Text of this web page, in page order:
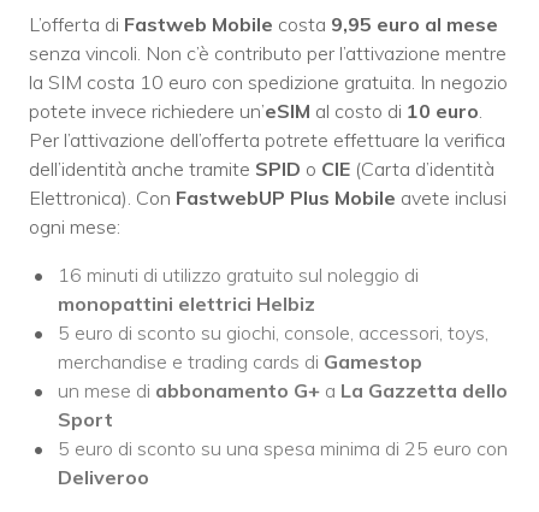
L’offerta di Fastweb Mobile costa 9,95 euro al mese
senza vincoli. Non c’è contributo per l’attivazione mentre
la SIM costa 10 euro con spedizione gratuita. In negozio
potete invece richiedere un’eSIM al costo di 10 euro.
Per l’attivazione dell’offerta potrete effettuare la verifica
dell’identità anche tramite SPID o CIE (Carta d’identità
Elettronica). Con FastwebUP Plus Mobile avete inclusi
ogni mese:
16 minuti di utilizzo gratuito sul noleggio di
monopattini elettrici Helbiz
5 euro di sconto su giochi, console, accessori, toys,
merchandise e trading cards di Gamestop
un mese di abbonamento G+ a La Gazzetta dello
Sport
5 euro di sconto su una spesa minima di 25 euro con
Deliveroo